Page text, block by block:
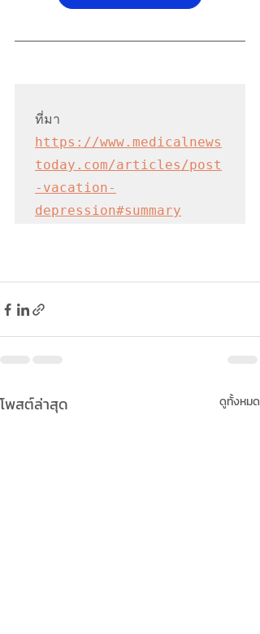
https://www.medicalnews
today.com/articles/post
-vacation-
depression#summary
โพสต์ล่าสุด ดูทั้งหมด